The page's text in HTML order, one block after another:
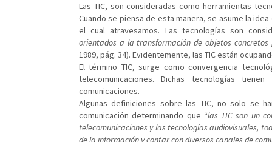
Las TIC, son consideradas como herramientas
Cuando se piensa de esta manera, se asume la
el cual atravesamos. Las tecnologías son
orientados a la transformación de objetos
1989, pág. 34). Evidentemente, las TIC están
El término TIC, surge como convergencia
telecomunicaciones. Dichas tecnologías
comunicaciones.
Algunas definiciones sobre las TIC, no solo se
comunicación determinando que “las TIC son un
telecomunicaciones y las tecnologías audiovisuales,
de la información y contar con diversos canales de